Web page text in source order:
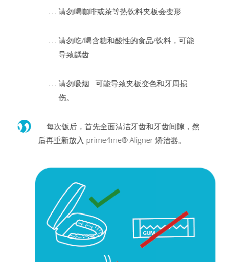
请勿喝咖啡或茶等热饮料夹板会变形
请勿吃/喝含糖和酸性的食品/饮料，可能
导致龋齿
请勿吸烟 可能导致夹板变色和牙周损
伤。
每次饭后，首先全面清洁牙齿和牙齿间隙，然
后再重新放入 prime4me® Aligner 矫治器。